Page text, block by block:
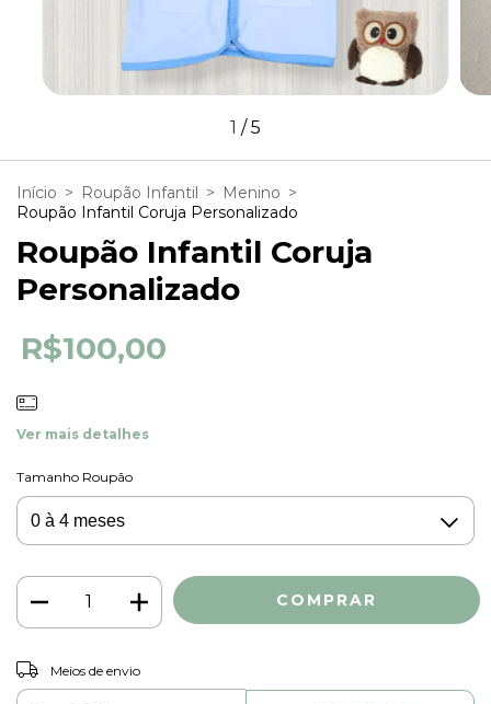
1 /5
Início > Roupão Infantil > Menino >
Roupão Infantil Coruja Personalizado
Roupão Infantil Coruja
Personalizado
R$100,00
Ver mais detalhes
Tamanho Roupão
Entregas para o CEP:
Meios de envio